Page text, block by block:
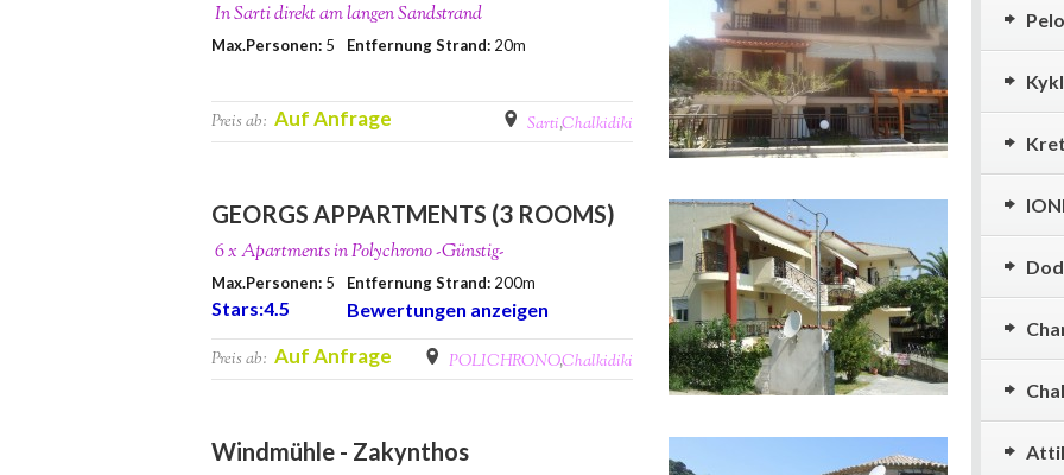
In Sarti direkt am langen Sandstrand
Max.Personen: 5 Entfernung Strand: 20m
Preis ab: Auf Anfrage Sarti,Chalkidiki
GEORGS APPARTMENTS (3 ROOMS)
6 x Apartments in Polychrono -Günstig-
Max.Personen: 5 Entfernung Strand: 200m
Stars:4.5 Bewertungen anzeigen
Preis ab: Auf Anfrage POLICHRONO,Chalkidiki
Windmühle - Zakynthos